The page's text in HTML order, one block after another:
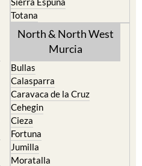
Totana
North & North West
Murcia
Bullas
Calasparra
Caravaca de la Cruz
Cehegin
Cieza
Fortuna
Jumilla
Moratalla